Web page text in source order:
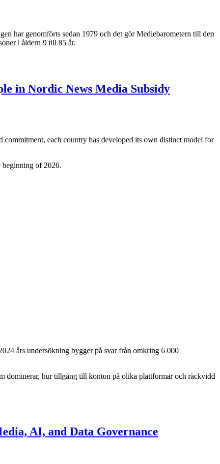
har genomförts sedan 1979 och det gör Mediebarometern till den
i åldern 9 till 85 år.
in Nordic News Media Subsidy
each country has developed its own distinct model for
beginning of 2026.
års undersökning bygger på svar från omkring 6 000
dominerar, hur tillgång till konton på olika plattformar och räckvidd
AI, and Data Governance